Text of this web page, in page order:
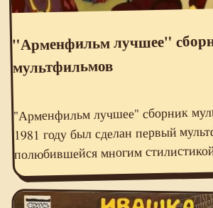
"Арменфильм лучшее"
мультфильмов
"Арменфильм лучшее" сборник
1981 году был сделан первый
полюбившейся многим